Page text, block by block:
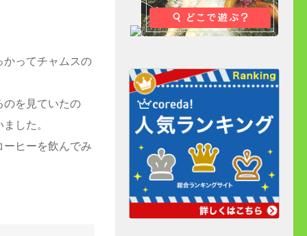
かってチャムスの
のを見ていたの
した。
ヒーを飲んでみ